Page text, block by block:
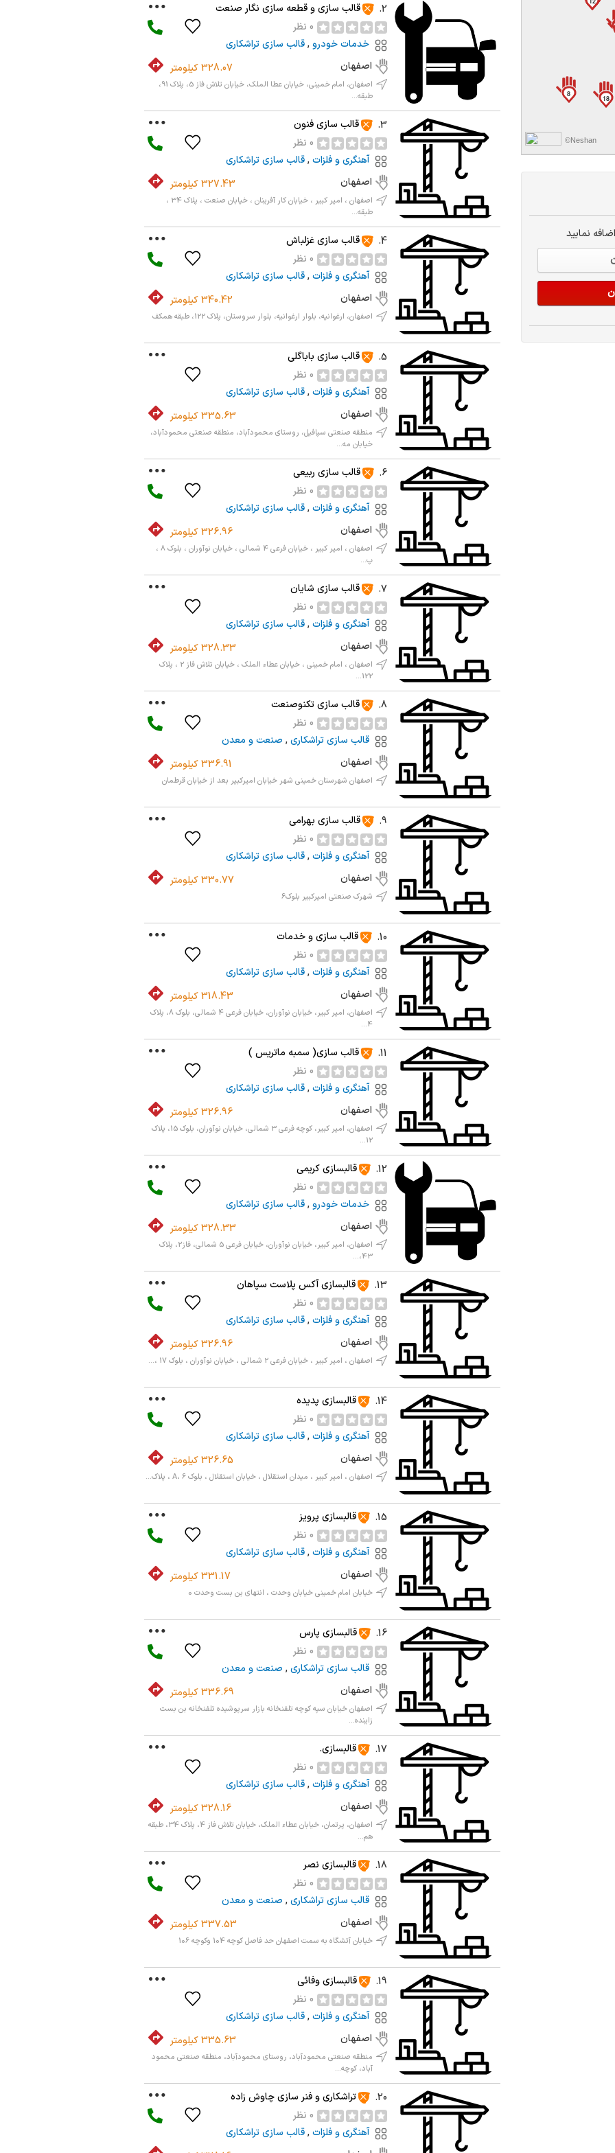
2.
قالب سازی و قطعه سازی نگار صنعت
0 نظر
خدمات خودرو,قالب سازی تراشکاری
اصفهان
328.07 کیلومتر
اصفهان، امام خمینی، خیابان عطا الملک، خیابان تلاش فاز 5، پلاک 91،
طبقه...
3.
قالب سازی فنون
0 نظر
آهنگری و فلزات,قالب سازی تراشکاری
اصفهان
327.43 کیلومتر
اصفهان ، امیر کبیر ، خیابان کار آفرینان ، خیابان صنعت ، پلاک 34 ،
طبقه...
4.
قالب سازی غزلباش
0 نظر
آهنگری و فلزات,قالب سازی تراشکاری
اصفهان
340.42 کیلومتر
اصفهان، ارغوانیه، بلوار ارغوانیه، بلوار سروستان، پلاک 122، طبقه همکف
5.
قالب سازی باباگلی
0 نظر
آهنگری و فلزات,قالب سازی تراشکاری
اصفهان
335.63 کیلومتر
منطقه صنعتی سپافیل، روستای محمودآباد، منطقه صنعتی محمودآباد،
خیابان مه...
6.
قالب سازی ربیعی
0 نظر
آهنگری و فلزات,قالب سازی تراشکاری
اصفهان
326.96 کیلومتر
اصفهان ، امیر کبیر ، خیابان فرعی 4 شمالی ، خیابان نوآوران ، بلوک 8 ،
پ...
7.
قالب سازی شایان
0 نظر
آهنگری و فلزات,قالب سازی تراشکاری
اصفهان
328.33 کیلومتر
اصفهان ، امام خمینی ، خیابان عطاء الملک ، خیابان تلاش فاز 2 ، پلاک
122...
8.
قالب سازی تکنوصنعت
0 نظر
قالب سازی تراشکاری, صنعت و معدن
اصفهان
336.91 کیلومتر
اصفهان شهرستان خمینی شهر خیابان امیرکبیر بعد از خیابان قرطمان
9.
قالب سازی بهرامی
0 نظر
آهنگری و فلزات,قالب سازی تراشکاری
اصفهان
330.77 کیلومتر
شهرک صنعتی امیرکبیر بلوک6
10.
قالب سازی و خدمات
0 نظر
آهنگری و فلزات,قالب سازی تراشکاری
اصفهان
318.43 کیلومتر
اصفهان، امیر کبیر، خیابان نوآوران، خیابان فرعی 4 شمالی، بلوک 8، پلاک
4...
11.
قالب سازی( سمبه ماتریس )
0 نظر
آهنگری و فلزات,قالب سازی تراشکاری
اصفهان
326.96 کیلومتر
اصفهان، امیر کبیر، کوچه فرعی 3 شمالی، خیابان نوآوران، بلوک 15، پلاک
12...
12.
قالبسازی کریمی
0 نظر
خدمات خودرو,قالب سازی تراشکاری
اصفهان
328.33 کیلومتر
اصفهان، امیر کبیر، خیابان نوآوران، خیابان فرعی 5 شمالی، فاز2، پلاک
43،...
13.
قالبسازی آکس پلاست سپاهان
0 نظر
آهنگری و فلزات,قالب سازی تراشکاری
اصفهان
326.96 کیلومتر
اصفهان ، امیر کبیر ، خیابان فرعی 2 شمالی ، خیابان نوآوران ، بلوک 17 ،...
14.
قالبسازی پدیده
0 نظر
آهنگری و فلزات,قالب سازی تراشکاری
اصفهان
326.65 کیلومتر
اصفهان ، امیر کبیر ، میدان استقلال ، خیابان استقلال ، بلوک A، 6 ، پلاک...
15.
قالبسازی پرویز
0 نظر
آهنگری و فلزات,قالب سازی تراشکاری
اصفهان
331.17 کیلومتر
خیابان امام خمینی خیابان وحدت ، انتهای بن بست وحدت 0
16.
قالبسازی پارس
0 نظر
قالب سازی تراشکاری, صنعت و معدن
اصفهان
336.69 کیلومتر
اصفهان خیابان سپه کوچه تلفنخانه بازار سرپوشیده تلفنخانه بن بست
زاینده...
17.
قالبسازی.
0 نظر
آهنگری و فلزات,قالب سازی تراشکاری
اصفهان
328.16 کیلومتر
اصفهان، پرتمان، خیابان عطاء الملک، خیابان تلاش فاز 4، پلاک 34، طبقه
هم...
18.
قالبسازی نصر
0 نظر
قالب سازی تراشکاری, صنعت و معدن
اصفهان
337.53 کیلومتر
خیابان آتشگاه به سمت اصفهان حد فاصل کوچه 104 وکوچه 106
19.
قالبسازی وفائی
0 نظر
آهنگری و فلزات,قالب سازی تراشکاری
اصفهان
335.63 کیلومتر
منطقه صنعتی محمودآباد، روستای محمودآباد، منطقه صنعتی محمود
آباد، کوچه...
20.
تراشکاری و فنر سازی چاوش زاده
0 نظر
آهنگری و فلزات,قالب سازی تراشکاری
8
18
©Neshan
نمایید